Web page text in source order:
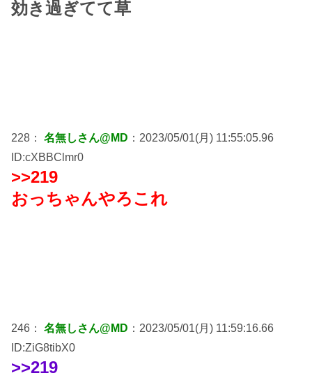
効き過ぎてて草
228： 名無しさん@MD ：2023/05/01(月) 11:55:05.96
ID:cXBBClmr0
>>219
おっちゃんやろこれ
246： 名無しさん@MD ：2023/05/01(月) 11:59:16.66
ID:ZiG8tibX0
>>219